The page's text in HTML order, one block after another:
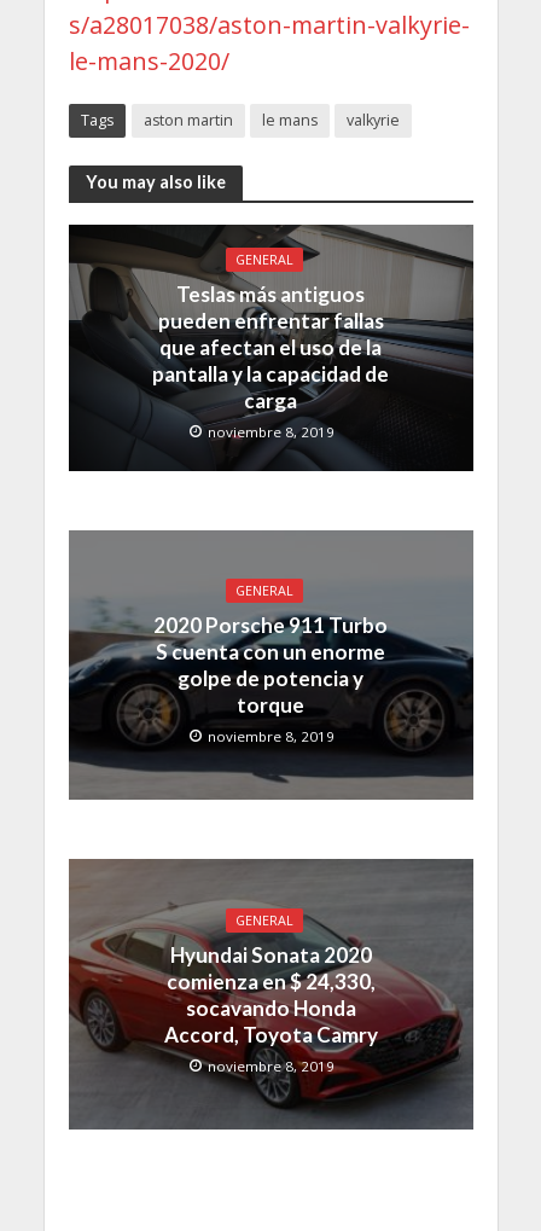
s/a28017038/aston-martin-valkyrie-
le-mans-2020/
Tags aston martin le mans valkyrie
You may also like
GENERAL
Teslas más antiguos
pueden enfrentar fallas
que afectan el uso de la
pantalla y la capacidad de
carga
noviembre 8, 2019
GENERAL
2020 Porsche 911 Turbo
S cuenta con un enorme
golpe de potencia y
torque
noviembre 8, 2019
GENERAL
Hyundai Sonata 2020
comienza en $ 24,330,
socavando Honda
Accord, Toyota Camry
noviembre 8, 2019